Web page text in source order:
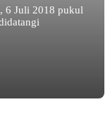
6 Juli 2018 pukul